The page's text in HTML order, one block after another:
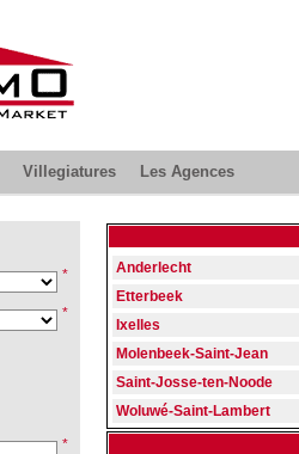
Villegiatures Les Agences
*
*
*
Anderlecht
Etterbeek
Ixelles
Molenbeek-Saint-Jean
Saint-Josse-ten-Noode
Woluwé-Saint-Lambert